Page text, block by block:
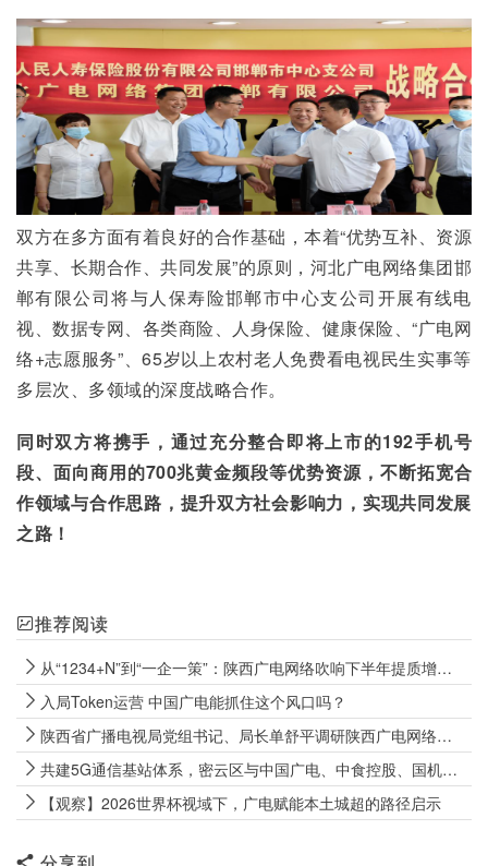
双方在多方面有着良好的合作基础，本着“优势互补、资源
共享、长期合作、共同发展”的原则，河北广电网络集团邯
郸有限公司将与人保寿险邯郸市中心支公司开展有线电
视、数据专网、各类商险、人身保险、健康保险、“广电网
络+志愿服务”、65岁以上农村老人免费看电视民生实事等
多层次、多领域的深度战略合作。
同时双方将携手，通过充分整合即将上市的192手机号
段、面向商用的700兆黄金频段等优势资源，不断拓宽合
作领域与合作思路，提升双方社会影响力，实现共同发展
之路！
推荐阅读
从“1234+N”到“一企一策”：陕西广电网络吹响下半年提质增效冲锋号
入局Token运营 中国广电能抓住这个风口吗？
陕西省广播电视局党组书记、局长单舒平调研陕西广电网络电视“套娃”收费和操作复杂专项治理成效巩固工作
共建5G通信基站体系，密云区与中国广电、中食控股、国机数科签署战略合作协议
【观察】2026世界杯视域下，广电赋能本土城超的路径启示
分享到